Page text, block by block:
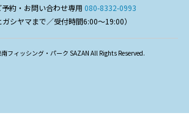
予約・お問い合わせ専用 080-8332-0993
ガシヤマまで／受付時間6:00～19:00）
フィッシング・パーク SAZAN All Rights Reserved.